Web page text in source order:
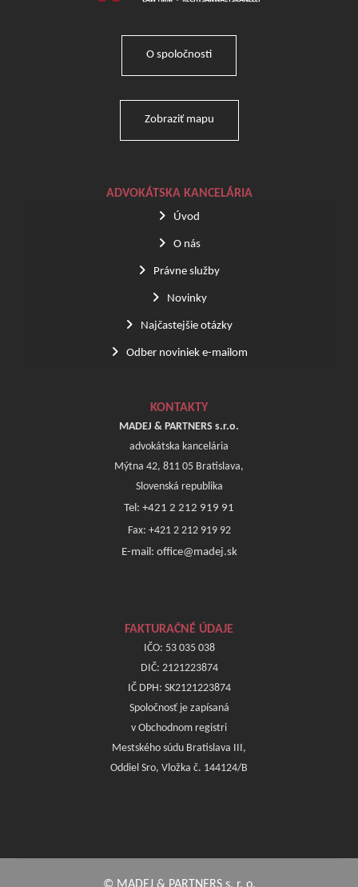
O spoločnosti
Zobraziť mapu
ADVOKÁTSKA KANCELÁRIA
Úvod
O nás
Právne služby
Novinky
Najčastejšie otázky
Odber noviniek e-mailom
KONTAKTY
MADEJ & PARTNERS s.r.o.
advokátska kancelária
Mýtna 42, 811 05 Bratislava,
Slovenská republika
Tel: +421 2 212 919 91
Fax: +421 2 212 919 92
E-mail: office@madej.sk
FAKTURAČNÉ ÚDAJE
IČO: 53 035 038
DIČ: 2121223874
IČ DPH: SK2121223874
Spoločnosť je zapísaná
v Obchodnom registri
Mestského súdu Bratislava III,
Oddiel Sro, Vložka č. 144124/B
© MADEJ & PARTNERS s. r. o.